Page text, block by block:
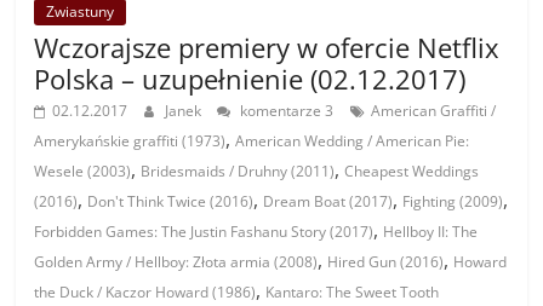
Zwiastuny
Wczorajsze premiery w ofercie Netflix
Polska – uzupełnienie (02.12.2017)
02.12.2017 Janek komentarze 3
American Graffiti /
Amerykańskie graffiti (1973),American Wedding / American Pie:
Wesele (2003), Bridesmaids / Druhny (2011),Cheapest Weddings
(2016), Don't Think Twice (2016), Dream Boat (2017), Fighting (2009),
Forbidden Games: The Justin Fashanu Story (2017), Hellboy II: The
Golden Army / Hellboy: Złota armia (2008), Hired Gun (2016), Howard
the Duck / Kaczor Howard (1986), Kantaro: The Sweet Tooth